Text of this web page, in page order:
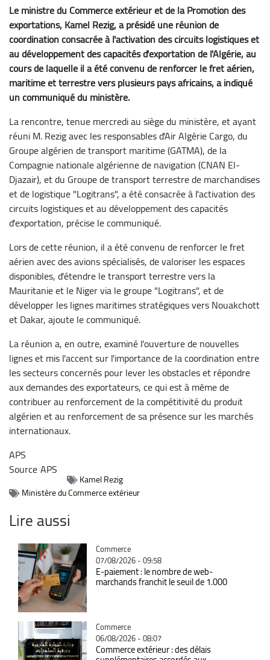
Le ministre du Commerce extérieur et de la Promotion des
exportations, Kamel Rezig, a présidé une réunion de
coordination consacrée à l'activation des circuits logistiques et
au développement des capacités d'exportation de l'Algérie, au
cours de laquelle il a été convenu de renforcer le fret aérien,
maritime et terrestre vers plusieurs pays africains, a indiqué
un communiqué du ministère.
La rencontre, tenue mercredi au siège du ministère, et ayant
réuni M. Rezig avec les responsables d'Air Algérie Cargo, du
Groupe algérien de transport maritime (GATMA), de la
Compagnie nationale algérienne de navigation (CNAN El-
Djazair), et du Groupe de transport terrestre de marchandises
et de logistique "Logitrans", a été consacrée à l'activation des
circuits logistiques et au développement des capacités
d'exportation, précise le communiqué.
Lors de cette réunion, il a été convenu de renforcer le fret
aérien avec des avions spécialisés, de valoriser les espaces
disponibles, d'étendre le transport terrestre vers la
Mauritanie et le Niger via le groupe "Logitrans", et de
développer les lignes maritimes stratégiques vers Nouakchott
et Dakar, ajoute le communiqué.
La réunion a, en outre, examiné l'ouverture de nouvelles
lignes et mis l'accent sur l'importance de la coordination entre
les secteurs concernés pour lever les obstacles et répondre
aux demandes des exportateurs, ce qui est à même de
contribuer au renforcement de la compétitivité du produit
algérien et au renforcement de sa présence sur les marchés
internationaux.
APS
SourceAPS
Kamel Rezig
Ministère du Commerce extérieur
Lire aussi
Catégorie
Commerce
07/08/2026 - 09:58
E-paiement : le nombre de web-
marchands franchit le seuil de 1.000
Catégorie
Commerce
06/08/2026 - 08:07
Commerce extérieur : des délais